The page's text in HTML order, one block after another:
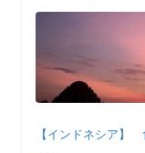
【インドネシア】